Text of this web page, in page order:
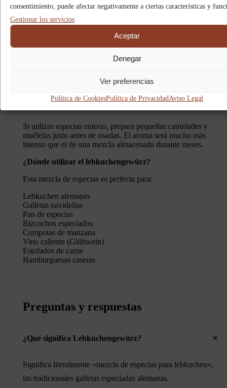
consentimiento, puede afectar negativamente a ciertas características y
Gestionar los servicios
Aceptar
Denegar
Ver preferencias
Política de CookiesPolítica de PrivacidadAviso Legal
Lo conservamos en un lugar fresco, seco y protegido de la
luz.
Trucos y consejos
Si utilizas especias enteras, prepara pequeñas cantidades y
muélelas justo antes de usarlas. El aroma será mucho más
intenso que el de una mezcla almacenada durante meses.
¿Dónde utilizar el lebkuchengewürz?
Esta mezcla de especias es perfecta para:
Lebkuchen alemanes
Galletas navideñas
Pan de especias
Bizcochos especiados
Compotas de manzana
Vino caliente (Glühwein)
Estofados de carne
Hamburguesas caseras
Preguntas y respuestas
¿Qué significa Lebkuchengewürz? +
Significa literalmente «mezcla de especias para lebkuchen»,
las tradicionales galletas especiadas alemanas.